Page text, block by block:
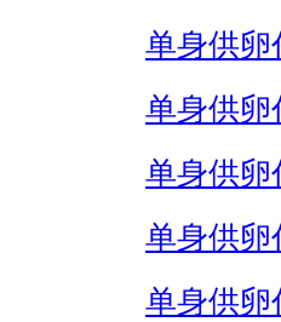
单身供卵
单身供卵
单身供卵
单身供卵
单身供卵